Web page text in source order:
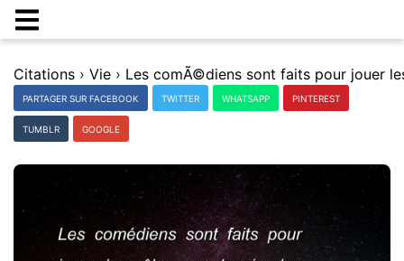
Citations › Vie ›
PARTAGER SUR FACEBOOK TWITTER WHATSAPP PINTEREST
TUMBLR GOOGLE